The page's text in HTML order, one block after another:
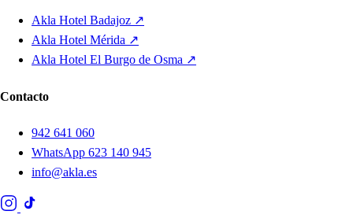
Akla Hotel Badajoz ↗
Akla Hotel Mérida ↗
Akla Hotel El Burgo de Osma ↗
Contacto
942 641 060
WhatsApp 623 140 945
info@akla.es